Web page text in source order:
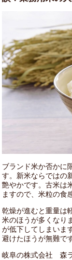
ブランド米か否かに
す。新米ならではの
艶やかです。古米は
ますので、米粒の食
乾燥が進むと重量は
米のほうが多くなり
が低下してしまいま
避けたほうが無難で
岐阜の株式会社 森